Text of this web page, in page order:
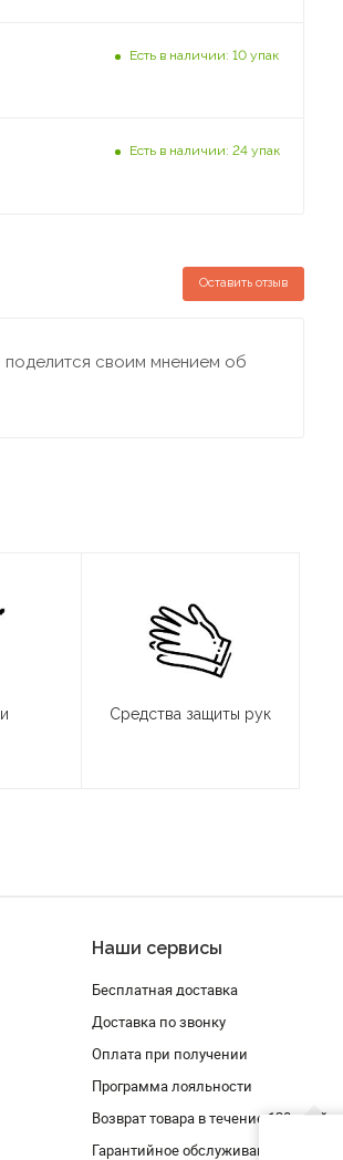
Есть в наличии: 10 упак
Есть в наличии: 24 упак
Оставить отзыв
поделится своим мнением об
Средства защиты рук
Наши сервисы
Бесплатная доставка
Доставка по звонку
Оплата при получении
Программа лояльности
Возврат товара в течение 120 дней
Гарантийное обслуживание и